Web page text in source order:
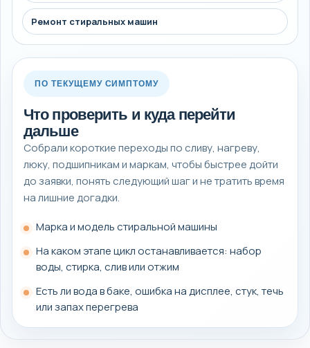
Ремонт стиральных машин
ПО ТЕКУЩЕМУ СИМПТОМУ
Что проверить и куда перейти
дальше
Собрали короткие переходы по сливу, нагреву,
люку, подшипникам и маркам, чтобы быстрее дойти
до заявки, понять следующий шаг и не тратить время
на лишние догадки.
Марка и модель стиральной машины
На каком этапе цикл останавливается: набор
воды, стирка, слив или отжим
Есть ли вода в баке, ошибка на дисплее, стук, течь
или запах перегрева